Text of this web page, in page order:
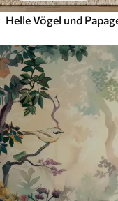
Helle Vögel und